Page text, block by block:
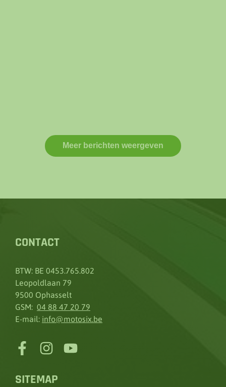
CONTACT
BTW: BE 0453.765.802
Leopoldlaan 79
9500 Ophasselt
GSM: 04 88 47 20 79
E-mail: info@motosix.be
SITEMAP